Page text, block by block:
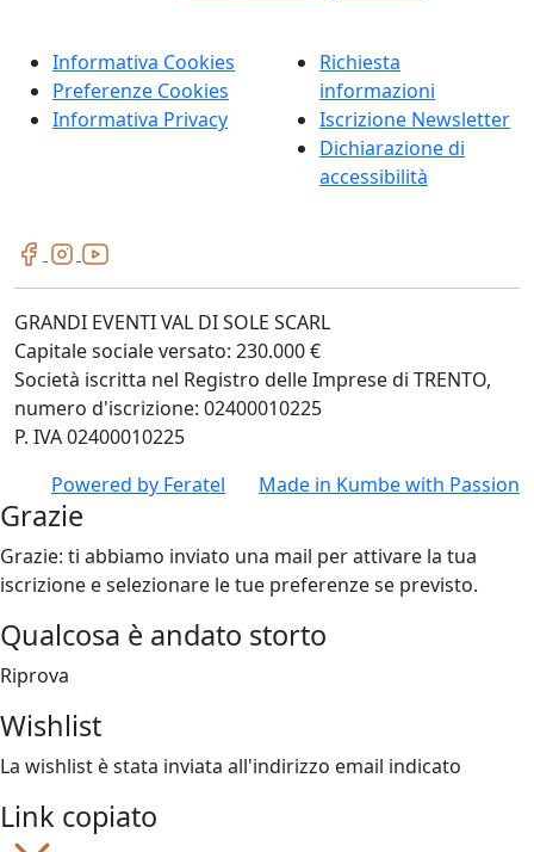
Informativa Cookies
Preferenze Cookies
Informativa Privacy
Richiesta
informazioni
Iscrizione Newsletter
Dichiarazione di
accessibilità
GRANDI EVENTI VAL DI SOLE SCARL
Capitale sociale versato: 230.000 €
Società iscritta nel Registro delle Imprese di TRENTO,
numero d'iscrizione: 02400010225
P. IVA 02400010225
Powered by Feratel Made in Kumbewith Passion
Grazie
Grazie: ti abbiamo inviato una mail per attivare la tua
iscrizione e selezionare le tue preferenze se previsto.
Qualcosa è andato storto
Riprova
Wishlist
La wishlist è stata inviata all'indirizzo email indicato
Link copiato